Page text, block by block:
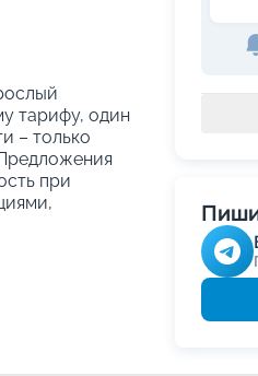
тарифу, один
– только
при